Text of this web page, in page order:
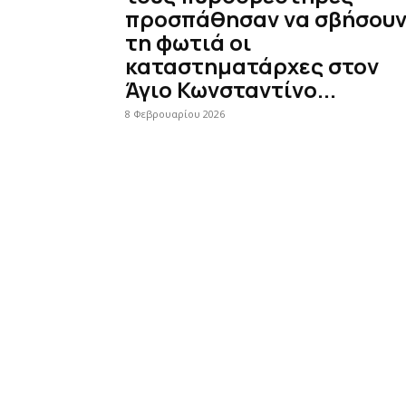
προσπάθησαν να σβήσουν
τη φωτιά οι
καταστηματάρχες στον
Άγιο Κωνσταντίνο...
8 Φεβρουαρίου 2026